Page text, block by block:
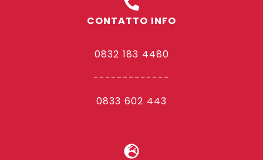
CONTATTO INFO
0832 183 4480
-------------
0833 602 443